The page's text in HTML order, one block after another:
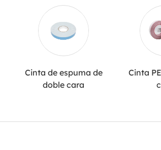
Cinta de espuma de
doble cara
Cinta